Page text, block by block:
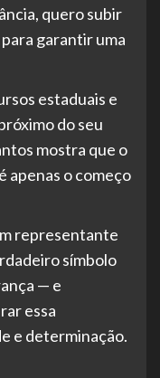
quero subir
garantir uma
estaduais e
do seu
mostra que o
o começo
representante
símbolo
— e
essa
e determinação.